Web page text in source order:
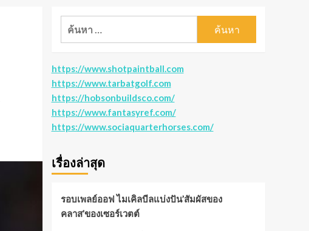
ค้นหา
https://www.shotpaintball.com
https://www.tarbatgolf.com
https://hobsonbuildsco.com/
https://www.fantasyref.com/
https://www.sociaquarterhorses.com/
เรื่องล่าสุด
รอบเพลย์ออฟ ไมเคิลบีลแบ่งปัน’สัมผัสของ
คลาส’ของเซอร์เวตต์